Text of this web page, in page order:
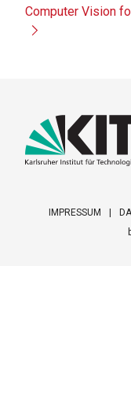
Computer Vision
IMPRESSUM